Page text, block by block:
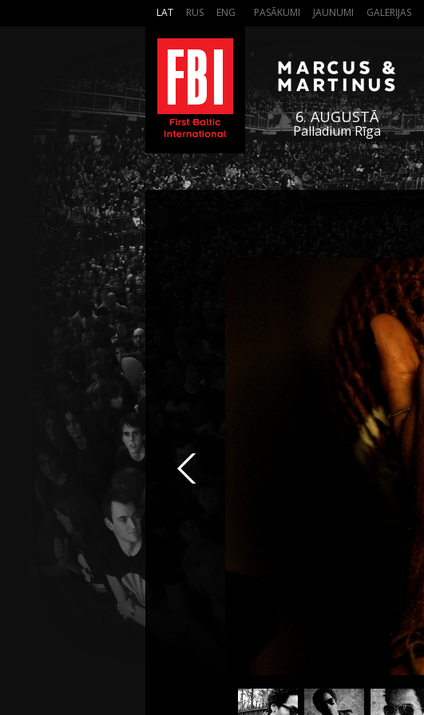
LAT RUS ENG PASĀKUMI JAUNUMI GALERIJAS
6. AUGUSTĀ
Palladium Rīga